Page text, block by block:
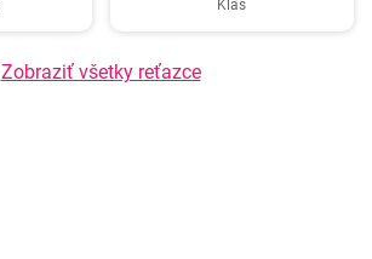
Klas
Zobraziť všetky reťazce